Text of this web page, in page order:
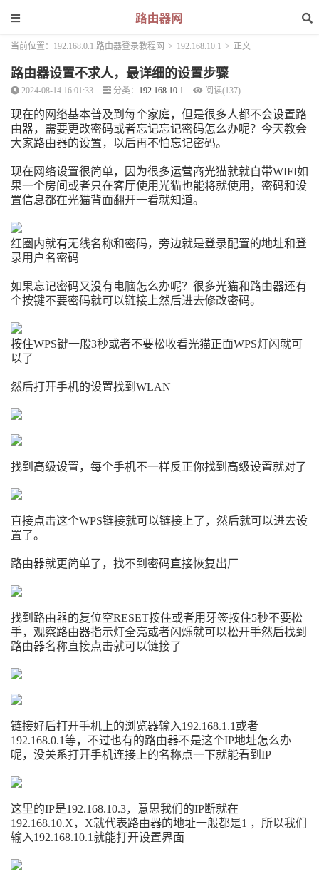
当前位置： 192.168.0.1.路由器登录教程网 > 192.168.10.1 > 正文
路由器设置不求人，最详细的设置步骤
2024-08-14 16:01:33 分类： 192.168.10.1 阅读(137)
现在的网络基本普及到每个家庭，但是很多人都不会设置路
由器，需要更改密码或者忘记忘记密码怎么办呢？今天教会
大家路由器的设置，以后再不怕忘记密码。
现在网络设置很简单，因为很多运营商光猫就就自带WIFI如
果一个房间或者只在客厅使用光猫也能将就使用，密码和设
置信息都在光猫背面翻开一看就知道。
红圈内就有无线名称和密码，旁边就是登录配置的地址和登
录用户名密码
如果忘记密码又没有电脑怎么办呢？很多光猫和路由器还有
个按键不要密码就可以链接上然后进去修改密码。
按住WPS键一般3秒或者不要松收看光猫正面WPS灯闪就可
以了
然后打开手机的设置找到WLAN
找到高级设置，每个手机不一样反正你找到高级设置就对了
直接点击这个WPS链接就可以链接上了，然后就可以进去设
置了。
路由器就更简单了，找不到密码直接恢复出厂
找到路由器的复位空RESET按住或者用牙签按住5秒不要松
手，观察路由器指示灯全亮或者闪烁就可以松开手然后找到
路由器名称直接点击就可以链接了
链接好后打开手机上的浏览器输入192.168.1.1或者
192.168.0.1等，不过也有的路由器不是这个IP地址怎么办
呢，没关系打开手机连接上的名称点一下就能看到IP
这里的IP是192.168.10.3，意思我们的IP断就在
192.168.10.X，X就代表路由器的地址一般都是1 ，所以我们
输入192.168.10.1就能打开设置界面